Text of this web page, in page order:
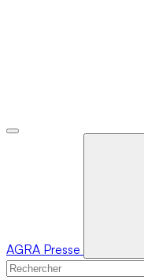
AGRA Presse